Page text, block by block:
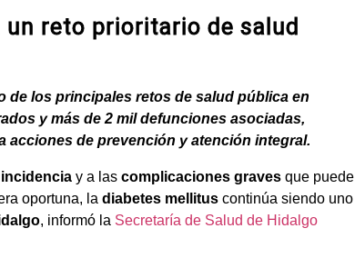
reto prioritario de salud
de los principales retos de salud pública en
y más de 2 mil defunciones asociadas,
acciones de prevención y atención integral.
y a las complicaciones graves que puede
oportuna, la diabetes mellitus continúa siendo uno
, informó la Secretaría de Salud de Hidalgo